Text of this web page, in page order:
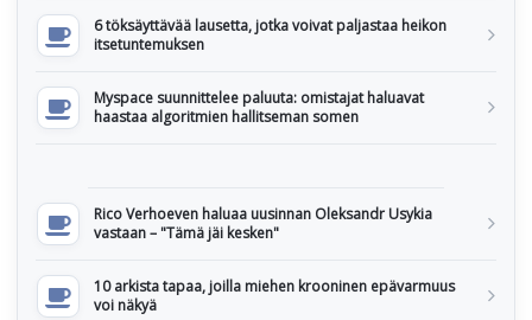
6 töksäyttävää lausetta, jotka voivat paljastaa heikon
itsetuntemuksen
Myspace suunnittelee paluuta: omistajat haluavat
haastaa algoritmien hallitseman somen
Rico Verhoeven haluaa uusinnan Oleksandr Usykia
vastaan – "Tämä jäi kesken"
10 arkista tapaa, joilla miehen krooninen epävarmuus
voi näkyä